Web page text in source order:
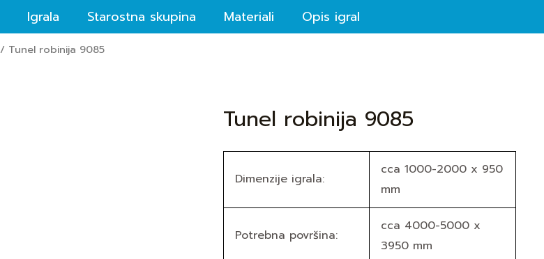
Igrala Starostna skupina Materiali Opis igral
/ Tunel robinija 9085
Tunel robinija 9085
Dimenzije igrala:
cca 1000-2000 x 950
mm
Potrebna površina:
cca 4000-5000 x
3950 mm